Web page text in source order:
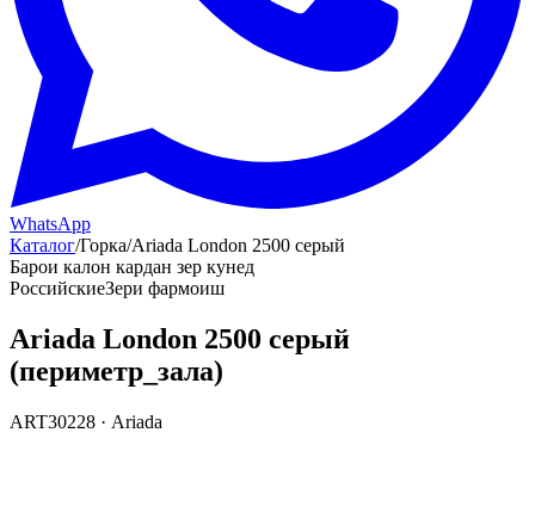
WhatsApp
Каталог/Горка/Ariada London 2500 серый
Барои калон кардан зер кунед
РоссийскиеЗери фармоиш
Ariada London 2500 серый
(периметр_зала)
ART30228 · Ariada